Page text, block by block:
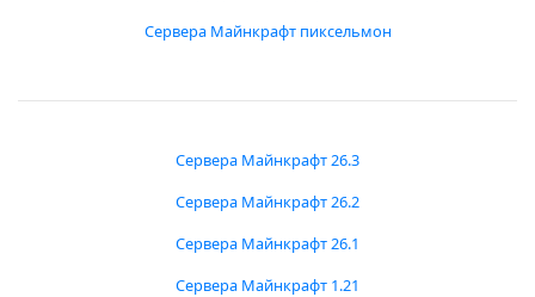
Сервера Майнкрафт пиксельмон
Сервера Майнкрафт 26.3
Сервера Майнкрафт 26.2
Сервера Майнкрафт 26.1
Сервера Майнкрафт 1.21